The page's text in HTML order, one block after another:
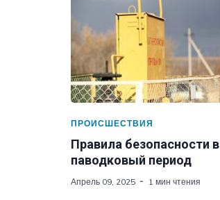
ПРОИСШЕСТВИЯ
Правила безопасности в
паводковый период
Апрель 09, 2025 1 мин чтения